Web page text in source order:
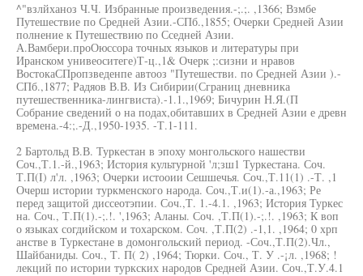
^"взлйханоз Ч.Ч. Избранные произведения.-;.;. ,1366; Взмбе
Путешествие по Средней Азии.-СПб.,1855; Очерки Средней Азии
полнение к Путешествию по Сседней Азии.
А.Вамбери.проОюссора точных языков и литературы при
Иранском унивеоситеге)Т-ц.,1& Очерк ;:сизни и нравов
ВостокаСПропзведенпе автооз "Путешестви. по Средней Азии ).-
СПб.,1877; Радяов В.В. Из Сибирии(Сграниц дневника
путешественника-лингвиста).-1.1.,1969; Бичурин Н.Я.(П
Собрание сведений о на подах,обитавших в Средней Азии е древн
времена.-4:;.-Д.,1950-1935. -Т.1-111.
2 Бартольд В.В. Туркестан в эпоху монгольского нашестви
Соч.,Т.1.-й.,1963; История культурной 'л;зш1 Туркестана. Соч.
Т.П(I) л'л. ,1963; Очерки истооии Сешшечья. Соч.,Т.11(1) .-Т. ,1
Очерш истории туркменского народа. Соч.,Т.и(1).-а.,1963; Ре
перед защитой диссеотэпии. Соч.,Т. 1.-4.1. ,1963; История Туркес
на. Соч., Т.П(1).-;.!. ',1963; Аланы. Соч. ,Т.П(1).-;.!. ,1963; К воп
о языках согдийском и тохарском. Соч. ,Т.П(2) .-1,1. ,1964; 0 хрп
анстве в Туркестане в домонгольский период. -Соч.,Т.П(2).Чл.,
Шайбаниды. Соч., Т. П( 2) ,1964; Тюрки. Соч., Т. У .-¡л. ,1968; !
лекций по истории туркских народов Средней Азии. Соч.,Т.У.4.1